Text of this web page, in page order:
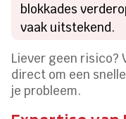
blokkades
vaak uitstekend.
Liever geen risico?
direct om een
je probleem.